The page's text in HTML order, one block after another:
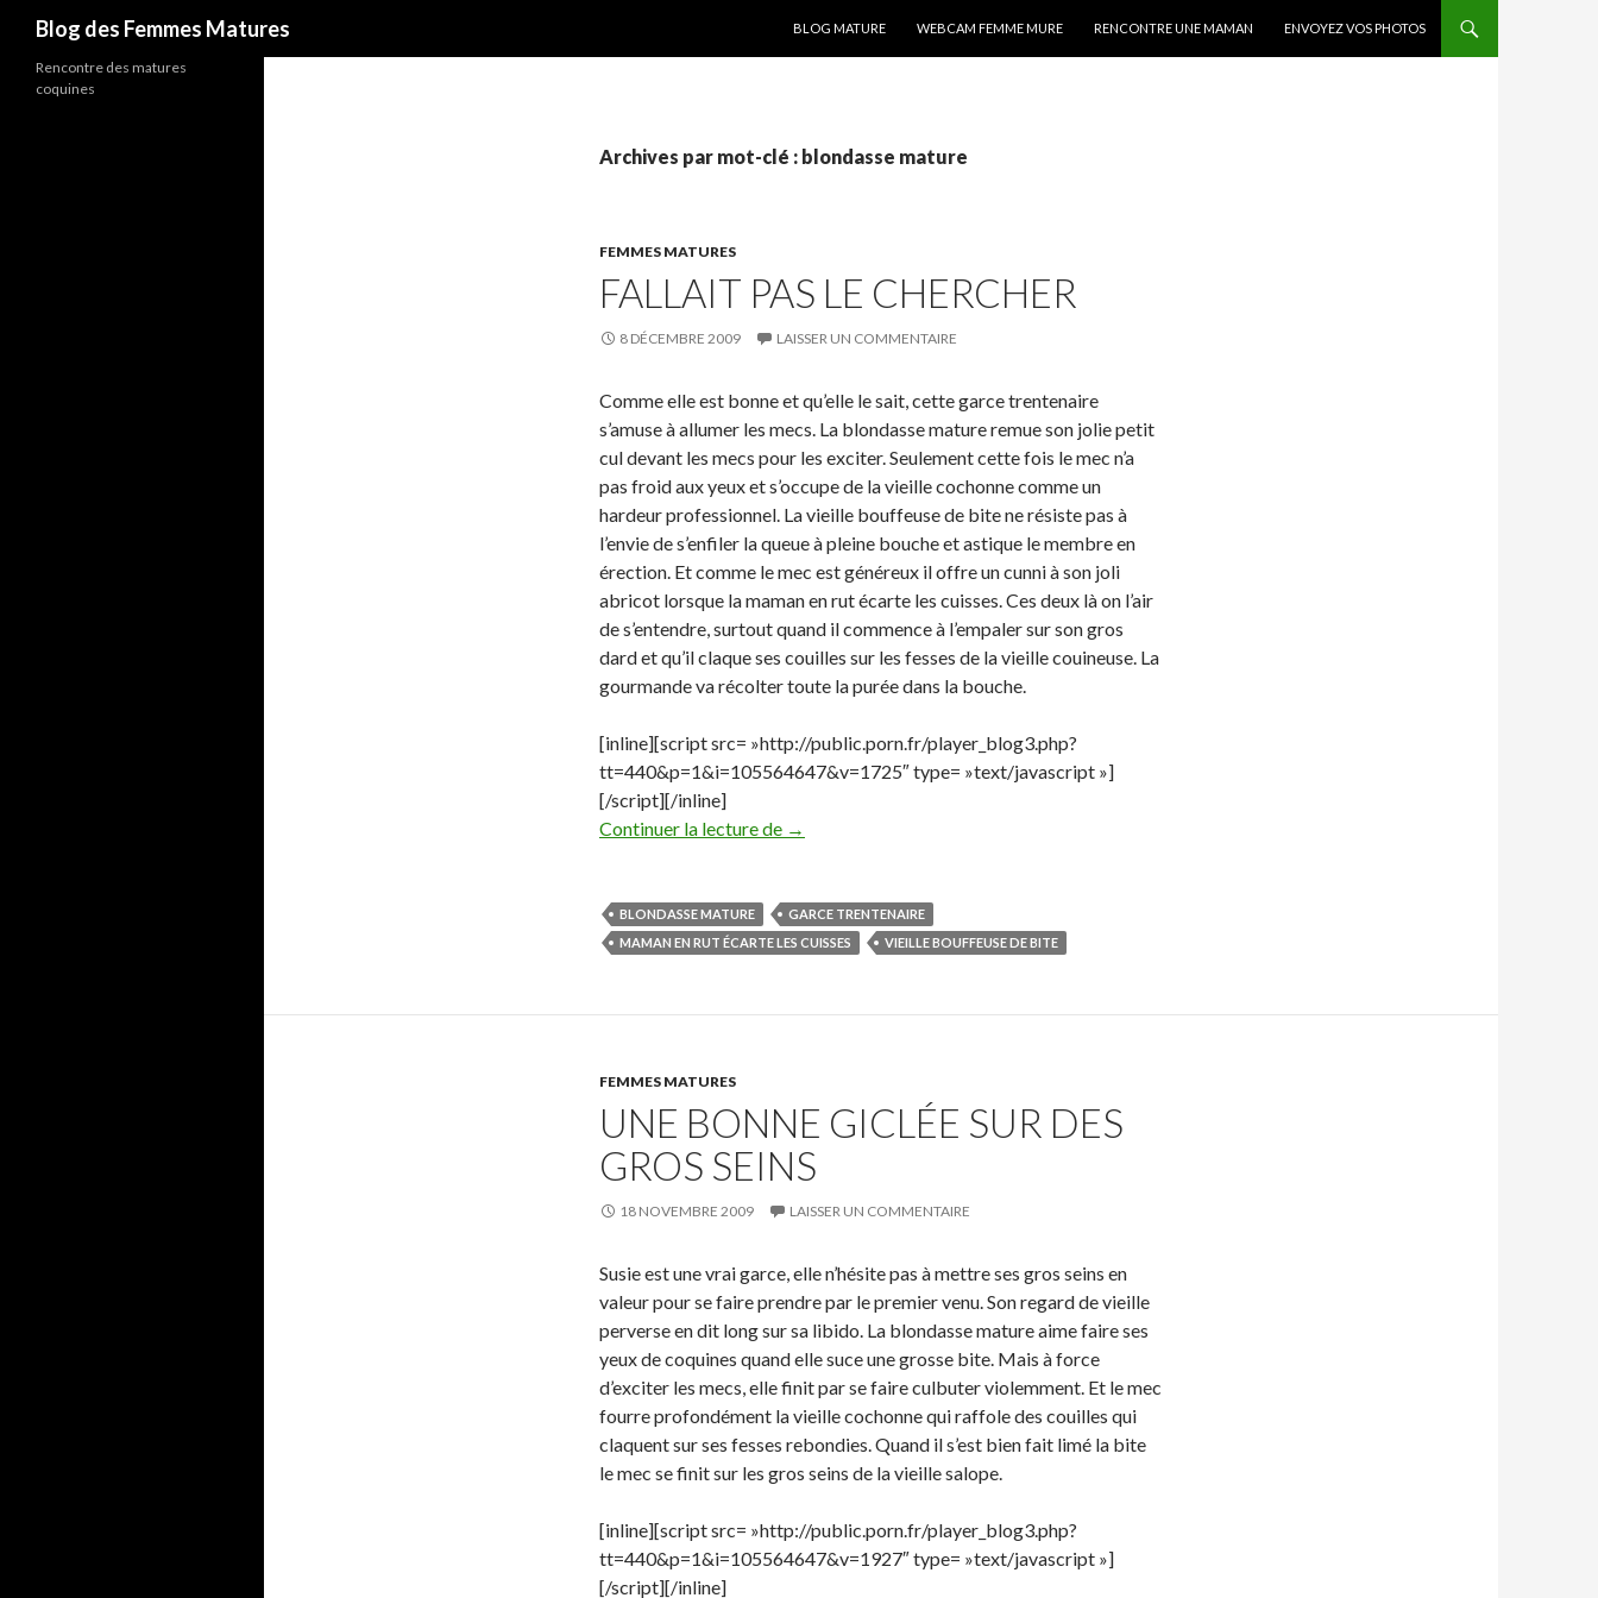
Blog des Femmes Matures
BLOG MATURE
WEBCAM FEMME MURE RENCONTRE UNE MAMAN ENVOYEZ VOS PHOTOS
Archives par mot-clé : blondasse mature
FEMMES MATURES
FALLAIT PAS LE CHERCHER
8 DÉCEMBRE 2009 LAISSER UN COMMENTAIRE
Comme elle est bonne et qu’elle le sait, cette garce trentenaire
s’amuse à allumer les mecs. La blondasse mature remue son jolie petit
cul devant les mecs pour les exciter. Seulement cette fois le mec n’a
pas froid aux yeux et s’occupe de la vieille cochonne comme un
hardeur professionnel. La vieille bouffeuse de bite ne résiste pas à
l’envie de s’enfiler la queue à pleine bouche et astique le membre en
érection. Et comme le mec est généreux il offre un cunni à son joli
abricot lorsque la maman en rut écarte les cuisses. Ces deux là on l’air
de s’entendre, surtout quand il commence à l’empaler sur son gros
dard et qu’il claque ses couilles sur les fesses de la vieille couineuse. La
gourmande va récolter toute la purée dans la bouche.
[inline][script src= »http://public.porn.fr/player_blog3.php?
tt=440&p=1&i=105564647&v=1725″ type= »text/javascript »]
[/script][/inline]
Continuer la lecture de fallait pas le chercher
→
BLONDASSE MATURE
GARCE TRENTENAIRE
MAMAN EN RUT ÉCARTE LES CUISSES
VIEILLE BOUFFEUSE DE BITE
FEMMES MATURES
UNE BONNE GICLÉE SUR DES
GROS SEINS
18 NOVEMBRE 2009 LAISSER UN COMMENTAIRE
Susie est une vrai garce, elle n’hésite pas à mettre ses gros seins en
valeur pour se faire prendre par le premier venu. Son regard de vieille
perverse en dit long sur sa libido. La blondasse mature aime faire ses
yeux de coquines quand elle suce une grosse bite. Mais à force
d’exciter les mecs, elle finit par se faire culbuter violemment. Et le mec
fourre profondément la vieille cochonne qui raffole des couilles qui
claquent sur ses fesses rebondies. Quand il s’est bien fait limé la bite
le mec se finit sur les gros seins de la vieille salope.
[inline][script src= »http://public.porn.fr/player_blog3.php?
tt=440&p=1&i=105564647&v=1927″ type= »text/javascript »]
[/script][/inline]
Rencontre des matures
coquines